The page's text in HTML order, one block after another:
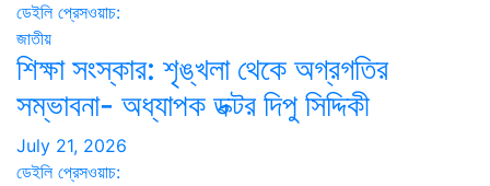
ডেইলি প্রেসওয়াচ:
জাতীয়
শিক্ষা সংস্কার: শৃঙ্খলা থেকে অগ্রগতির
সম্ভাবনা- অধ্যাপক ডক্টর দিপু সিদ্দিকী
July 21, 2026
ডেইলি প্রেসওয়াচ: